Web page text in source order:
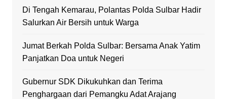
Di Tengah Kemarau, Polantas Polda Sulbar Hadir
Salurkan Air Bersih untuk Warga
Jumat Berkah Polda Sulbar: Bersama Anak Yatim
Panjatkan Doa untuk Negeri
Gubernur SDK Dikukuhkan dan Terima
Penghargaan dari Pemangku Adat Arajang